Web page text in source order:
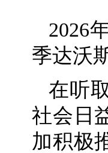
2026
季达沃
在听
社会日
加积极